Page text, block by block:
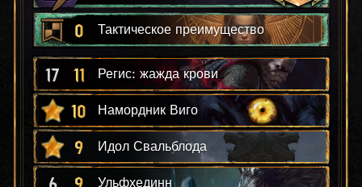
0 Тактическое преимущество
17 11 Регис: жажда крови
10 Намордник Виго
9 Идол Свальблода
6 9 Ульфхединн